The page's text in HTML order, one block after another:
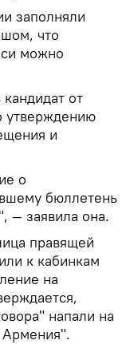
заполняли
что
можно
от
утверждению
и
о
бюллетень
— заявила она.
правящей
к кабинкам
на
напали на
Армения".